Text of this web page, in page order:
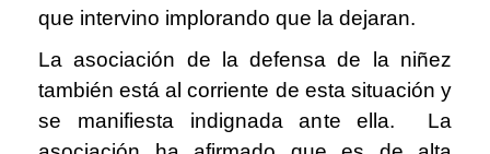
que intervino implorando que la dejaran.
La asociación de la defensa de la niñez
también está al corriente de esta situación y
se manifiesta indignada ante ella. La